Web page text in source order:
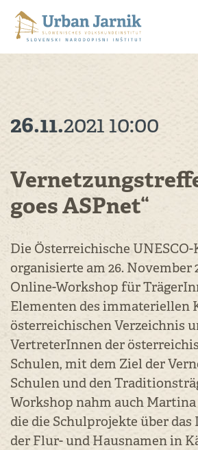
26.11.202110:00
goes ASPnet“
Die Österreichische
organisierte am 26. November
Online-Workshop für
Elementen des immateriellen
österreichischen Verzeichnis
VertreterInnen der
Schulen, mit dem Ziel der
Schulen und den
Workshop nahm auch
die die Schulprojekte über
der Flur- und Hausnamen in